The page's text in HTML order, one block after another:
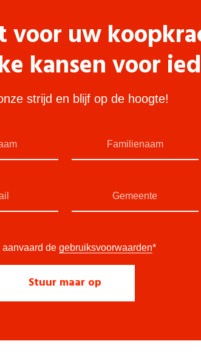
uw
kansen voor
strijd en blijf op de hoogte!
aanvaard de gebruiksvoorwaarden*